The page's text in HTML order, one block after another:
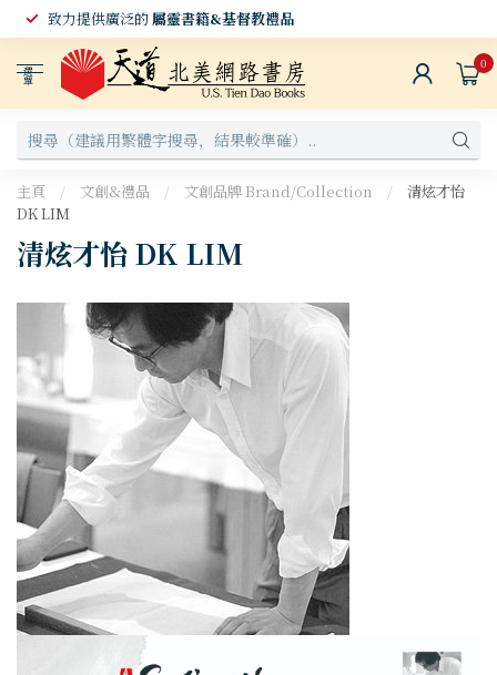
致力提供廣泛的屬靈書籍&基督教禮品
選
單
0
主頁 / 文創&禮品 / 文創品牌 Brand/Collection /
清炫才怡
DK LIM
清炫才怡 DK LIM